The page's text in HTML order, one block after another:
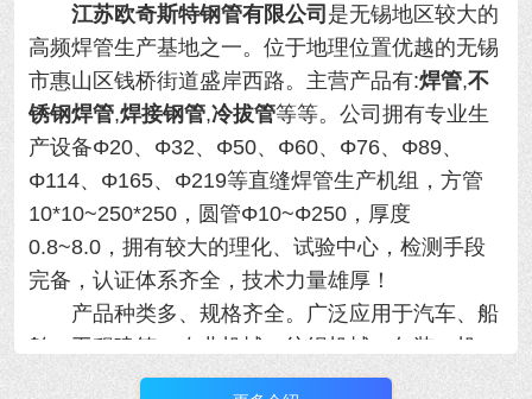
江苏欧奇斯特钢管有限公司 是无锡地区较大的
高频焊管生产基地之一。位于地理位置优越的无锡
市惠山区钱桥街道盛岸西路。主营产品有:焊管,不
锈钢焊管,焊接钢管,冷拔管等等。 公司拥有专业生
产设备Φ20、Φ32、Φ50、Φ60、Φ76、Φ89、
Φ114、Φ165、Φ219等直缝焊管生产机组，方管
10*10~250*250，圆管Φ10~Φ250，厚度
0.8~8.0，拥有较大的理化、试验中心，检测手段
完备，认证体系齐全，技术力量雄厚！
产品种类多、规格齐全。广泛应用于汽车、船
舶、工程建筑、农业机械、纺织机械、包装、机
械、制冷设备等行业，年产量大！用于各类精密机